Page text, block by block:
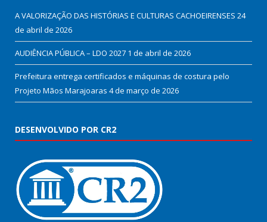
A VALORIZAÇÃO DAS HISTÓRIAS E CULTURAS CACHOEIRENSES 24
de abril de 2026
AUDIÊNCIA PÚBLICA – LDO 2027 1 de abril de 2026
Prefeitura entrega certificados e máquinas de costura pelo
Projeto Mãos Marajoaras 4 de março de 2026
DESENVOLVIDO POR CR2